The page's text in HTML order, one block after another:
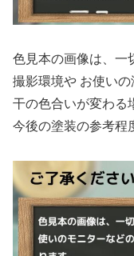
色見本の画像は、一
撮影環境や お使い
干の色合いが変わる
今後の塗装の参考程